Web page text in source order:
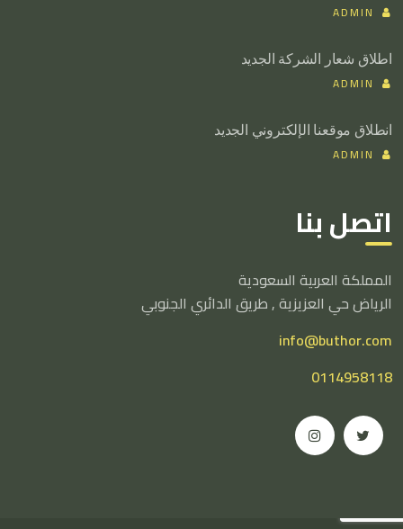
ADMIN
اطلاق شعار الشركة الجديد
ADMIN
انطلاق موقعنا الإلكتروني الجديد
ADMIN
اتصل بنا
المملكة العربية السعودية
الرياض حي العزيزية , طريق الدائري الجنوبي
info@buthor.com
0114958118